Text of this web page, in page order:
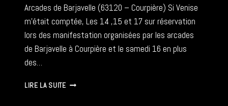
Arcades de Barjavelle (63120 – Courpière) Si Venise
m’était comptée, Les 14 ,15 et 17 sur réservation
lors des manifestation organisées par les arcades
de Barjavelle à Courpière et le samedi 16 en plus
des…
LIRE LA SUITELE